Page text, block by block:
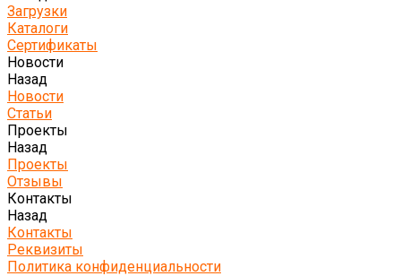
Загрузки
Каталоги
Сертификаты
Новости
Назад
Новости
Статьи
Проекты
Назад
Проекты
Отзывы
Контакты
Назад
Контакты
Реквизиты
Политика конфиденциальности